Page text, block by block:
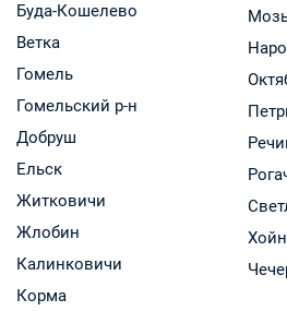
Последние новости
Буда-Кошелево
Ветка
Гомель
Гомельский р-н
Добруш
Ельск
Житковичи
Жлобин
Калинковичи
Корма